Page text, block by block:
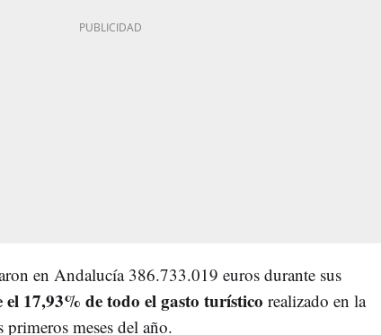
en Andalucía 386.733.019 euros durante sus
el 17,93% de todo el gasto turístico realizado en la
meses del año.